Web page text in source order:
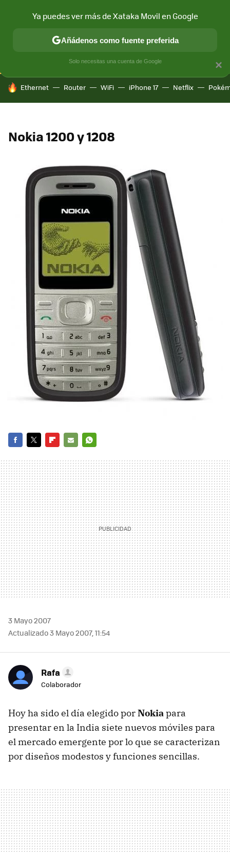
CONECTIVIDAD MÓVIL Y SOCIEDAD APLICACIONES
HOY SE HABLA DE
Ethernet Router WiFi iPhone 17 Netflix
Nokia 1200 y 1208
MAIL
3 Mayo 2007
Actualizado 3 Mayo 2007, 11:54
Rafa
Colaborador
Hoy ha sido el día elegido porNokiapara
presentar en la India siete nuevos móviles para
el mercado emergente por lo que se caracterizan
por diseños modestos y funciones sencillas.
×
Ya puedes ver más de Xataka Movil en Google
Añádenos como fuente preferida
Solo necesitas una cuenta de Google